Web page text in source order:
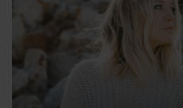
ERZÄHL MAL
AUDIOTHEK
PROGRAMM